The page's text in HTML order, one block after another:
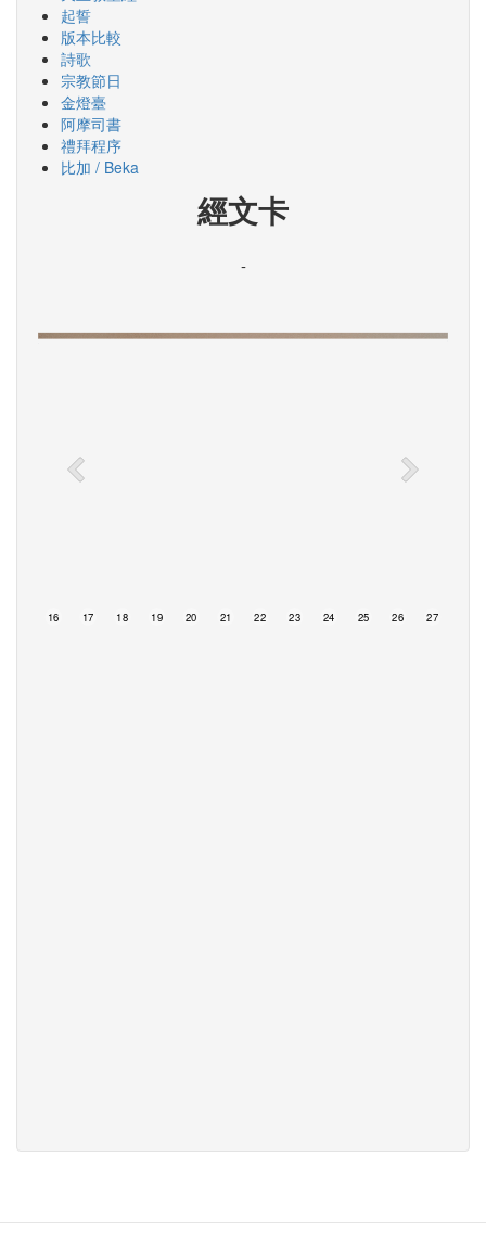
起誓
版本比較
詩歌
宗教節日
金燈臺
阿摩司書
禮拜程序
比加 / Beka
經文卡
-
16 17 18 19 20 21 22 23 24 25 26 27